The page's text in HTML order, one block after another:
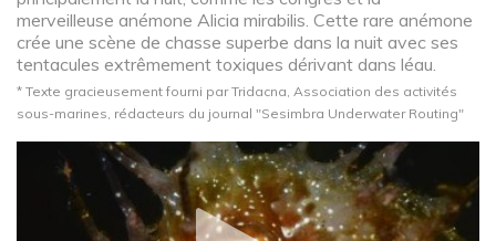
merveilleuse anémone Alicia mirabilis. Cette rare anémone
crée une scène de chasse superbe dans la nuit avec ses
tentacules extrêmement toxiques dérivant dans léau.
* Texte gracieusement fourni par Tridacna, Association des activités
sous-marines, rédacteurs du journal "Sesimbra Underwater Routing"